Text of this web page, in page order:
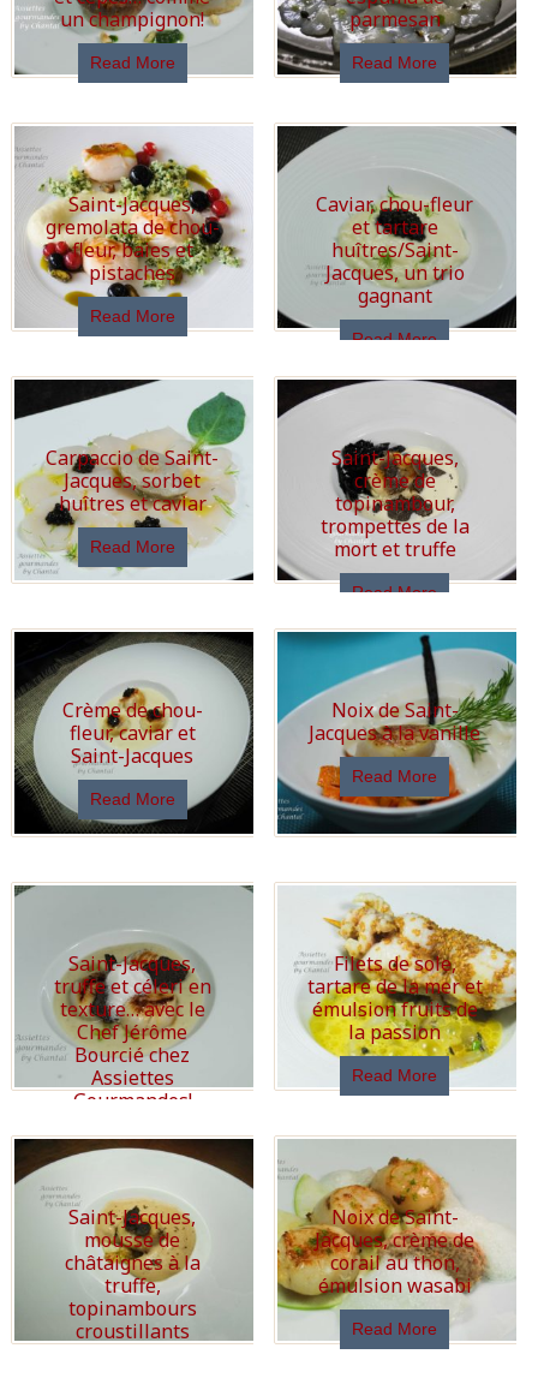
un champignon!
Read More
parmesan
Read More
Saint-Jacques,
gremolata de chou-
fleur, baies et
pistaches
Read More
Caviar, chou-fleur
et tartare
huîtres/Saint-
Jacques, un trio
gagnant
Read More
Carpaccio de Saint-
Jacques, sorbet
huîtres et caviar
Read More
Saint-Jacques,
crème de
topinambour,
trompettes de la
mort et truffe
Read More
Crème de chou-
fleur, caviar et
Saint-Jacques
Read More
Noix de Saint-
Jacques à la vanille
Read More
Saint-Jacques,
truffe et céleri en
texture… avec le
Chef Jérôme
Bourcié chez
Assiettes
Gourmandes!
Read More
Filets de sole,
tartare de la mer et
émulsion fruits de
la passion
Read More
Saint-Jacques,
mousse de
châtaignes à la
truffe,
topinambours
croustillants
Noix de Saint-
Jacques, crème de
corail au thon,
émulsion wasabi
Read More